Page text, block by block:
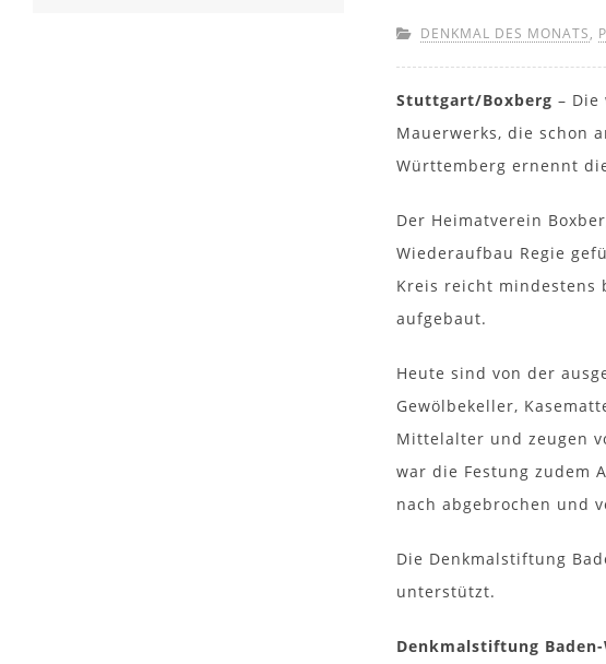
DENKMAL DES MONATS,
Stuttgart/Boxberg –
Mauerwerks, die schon
Württemberg ernennt
Der Heimatverein
Wiederaufbau Regie
Kreis reicht mindestens
aufgebaut.
Heute sind von der
Gewölbekeller,
Mittelalter und zeugen
war die Festung zudem
nach abgebrochen und
Die Denkmalstiftung
unterstützt.
Denkmalstiftung